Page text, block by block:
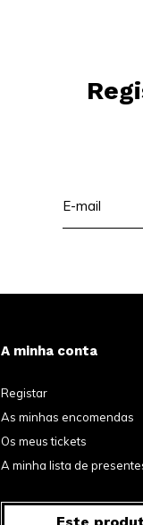
A minha conta
Registar
As minhas encomendas
Os meus tickets
A minha lista de